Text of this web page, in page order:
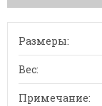
Размеры:
Вес:
Примечание: